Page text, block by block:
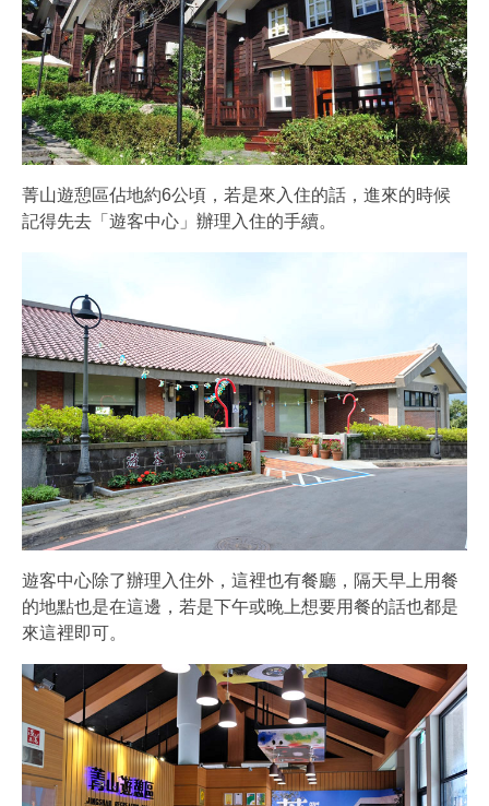
菁山遊憩區佔地約6公頃，若是來入住的話，進來的時候
記得先去「遊客中心」辦理入住的手續。
遊客中心除了辦理入住外，這裡也有餐廳，隔天早上用餐
的地點也是在這邊，若是下午或晚上想要用餐的話也都是
來這裡即可。